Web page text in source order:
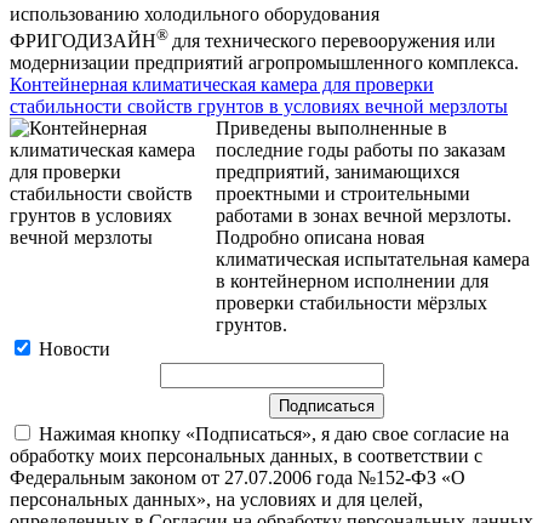
использованию холодильного оборудования
ФРИГОДИЗАЙН® для технического перевооружения или
модернизации предприятий агропромышленного комплекса.
Контейнерная климатическая камера для проверки
стабильности свойств грунтов в условиях вечной мерзлоты
Приведены выполненные в
последние годы работы по заказам
предприятий, занимающихся
проектными и строительными
работами в зонах вечной мерзлоты.
Подробно описана новая
климатическая испытательная камера
в контейнерном исполнении для
проверки стабильности мёрзлых
грунтов.
Новости
Нажимая кнопку «Подписаться», я даю свое согласие на
обработку моих персональных данных, в соответствии с
Федеральным законом от 27.07.2006 года №152-ФЗ «О
персональных данных», на условиях и для целей,